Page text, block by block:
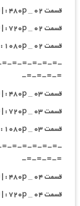
قسمت ۰۲ _ ۴۸۰p : | لینک مستقیم |
قسمت ۰۲ _ ۷۲۰p : | لینک مستقیم |
قسمت ۰۲ _ ۱۰۸۰p : | لینک مستقیم |
=-=-=-=-=-
=-=-=-=-
قسمت ۰۳ _ ۴۸۰p : | لینک مستقیم |
قسمت ۰۳ _ ۷۲۰p : | لینک مستقیم |
قسمت ۰۳ _ ۱۰۸۰p : | لینک مستقیم |
=-=-=-=-=-
=-=-=-=-
قسمت ۰۴ _ ۴۸۰p : | لینک مستقیم |
قسمت ۰۴ _ ۷۲۰p : | لینک مستقیم |